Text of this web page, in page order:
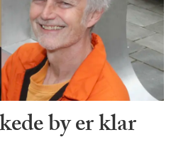
by er klar